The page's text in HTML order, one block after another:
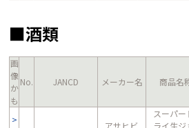
■酒類
画
像
か
も
No. JANCD メーカー名 商品名
アサヒビ
スーパー
ライ生ジ